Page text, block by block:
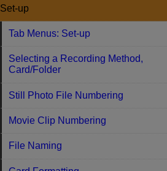
Set-up
Tab Menus: Set-up
Selecting a Recording Method,
Card/Folder
Still Photo File Numbering
Movie Clip Numbering
File Naming